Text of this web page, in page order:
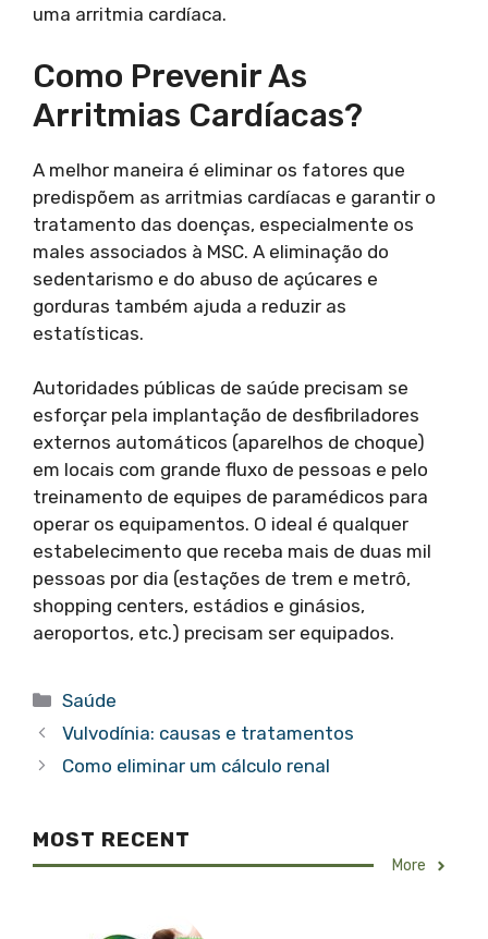
uma arritmia cardíaca.
Como Prevenir As
Arritmias Cardíacas?
A melhor maneira é eliminar os fatores que
predispõem as arritmias cardíacas e garantir o
tratamento das doenças, especialmente os
males associados à MSC. A eliminação do
sedentarismo e do abuso de açúcares e
gorduras também ajuda a reduzir as
estatísticas.
Autoridades públicas de saúde precisam se
esforçar pela implantação de desfibriladores
externos automáticos (aparelhos de choque)
em locais com grande fluxo de pessoas e pelo
treinamento de equipes de paramédicos para
operar os equipamentos. O ideal é qualquer
estabelecimento que receba mais de duas mil
pessoas por dia (estações de trem e metrô,
shopping centers, estádios e ginásios,
aeroportos, etc.) precisam ser equipados.
Categorias
Saúde
Vulvodínia: causas e tratamentos
Como eliminar um cálculo renal
MOST RECENT
More